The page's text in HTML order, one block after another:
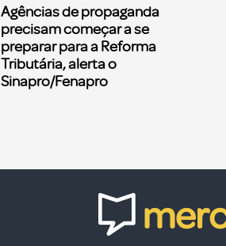
Agências de propaganda
precisam começar a se
preparar para a Reforma
Tributária, alerta o
Sinapro/Fenapro